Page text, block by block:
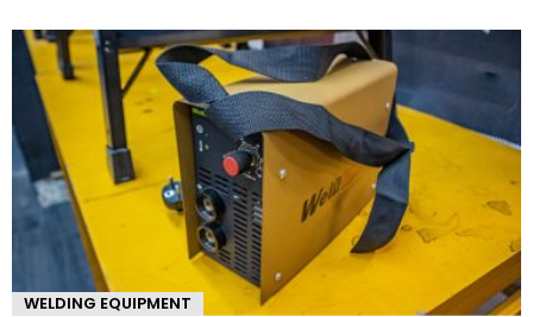
WELDING EQUIPMENT